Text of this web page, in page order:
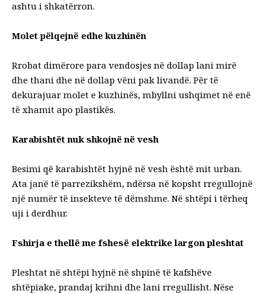
ashtu i shkatërron.
Molet pëlqejnë edhe kuzhinën
Rrobat dimërore para vendosjes në dollap lani mirë
dhe thani dhe në dollap vëni pak livandë. Për të
dekurajuar molet e kuzhinës, mbyllni ushqimet në enë
të xhamit apo plastikës.
Karabishtët nuk shkojnë në vesh
Besimi që karabishtët hyjnë në vesh është mit urban.
Ata janë të parrezikshëm, ndërsa në kopsht rregullojnë
një numër të insekteve të dëmshme. Në shtëpi i tërheq
uji i derdhur.
Fshirja e thellë me fshesë elektrike largon pleshtat
Pleshtat në shtëpi hyjnë në shpinë të kafshëve
shtëpiake, prandaj krihni dhe lani rregullisht. Nëse